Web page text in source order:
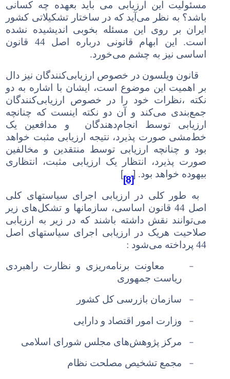
مسئولیت این ارزیابی می باید بعهده چه کسانی
باشد؟ به نظر می‌آید که در ساختار تشکیلاتی کشور
ایران بر روی این مسئله بخوبی اندیشیده نشده
است. این ابهام قانونی درباره اصل 44 قانون
اساسی نیز به چشم می‌خورد.
قانون ویلسون در خصوص ارزیابی‌کنندگان نیز دال
بر اهمیت این موضوع است، ایشان با اشاره به دو
نکته ،نظرات خود را در خصوص
ارزیابی‌کنندگان
جمع‌بندی می‌کند و آن دو نکته اینست که چنانچه
ارزیابی توسط انجام‌دهندگان و مدافعین یک
خط‌مشی صورت پذیرد، نتیجه ارزیابی مثبت خواهد
بود و چنانچه ارزیابی توسط منتقدین و مخالفین
صورت پذیرد، انتظار یک ارزیابی مثبت، انتظاری
بیهوده خواهد بود.
[[8]]
به طور کلی در ارزیابی اجرای سیاستهای کلی
اصل 44 قانون اساسی، سازمانها و تشکل‌های
زیر
می‌توانند نقش داشته باشند که در زیر به ارزیابی
صلاحیت هریک در ارزیابی اجرای سیاستهای اصل
44 پرداخته می‌شود :
-
معاونت برنامه‌ریزی و نظارت راهبردی
ریاست جمهوری
- سازمان بازرسی کل کشور
- وزارت امور اقتصاد و دارایی
- مرکز پژوهش‌های مجلس شورای اسلامی
-
مجمع تشخیص مصلحت نظام